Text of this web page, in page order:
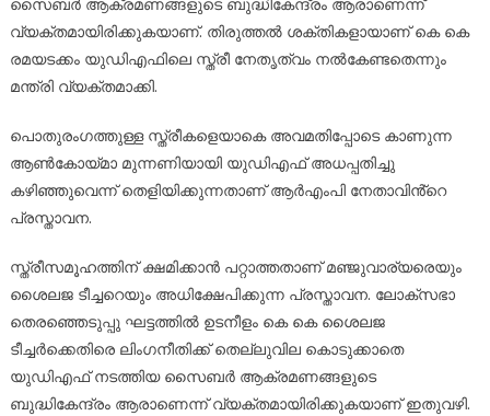
വ്യക്തമായിരിക്കുകയാണ്. തിരുത്തൽ ശക്തികളായാണ് കെ കെ
രമയടക്കം യുഡിഎഫിലെ സ്ത്രീ നേതൃത്വം നൽകേണ്ടതെന്നും
മന്ത്രി വ്യക്തമാക്കി.
പൊതുരംഗത്തുള്ള സ്ത്രീകളെയാകെ അവമതിപ്പോടെ കാണുന്ന
ആൺകോയ്മാ മുന്നണിയായി യുഡിഎഫ് അധപ്പതിച്ചു
കഴിഞ്ഞുവെന്ന് തെളിയിക്കുന്നതാണ് ആർഎംപി നേതാവിൻ്റെ
പ്രസ്താവന.
സ്ത്രീസമൂഹത്തിന് ക്ഷമിക്കാൻ പറ്റാത്തതാണ് മഞ്ജുവാര്യരെയും
ശൈലജ ടീച്ചറെയും അധിക്ഷേപിക്കുന്ന പ്രസ്താവന. ലോക്സഭാ
തെരഞ്ഞെടുപ്പു ഘട്ടത്തിൽ ഉടനീളം കെ കെ ശൈലജ
ടീച്ചർക്കെതിരെ ലിംഗനീതിക്ക് തെല്ലുവില കൊടുക്കാതെ
യുഡിഎഫ് നടത്തിയ സൈബർ ആക്രമണങ്ങളുടെ
ബുദ്ധികേന്ദ്രം ആരാണെന്ന് വ്യക്തമായിരിക്കുകയാണ് ഇതുവഴി.